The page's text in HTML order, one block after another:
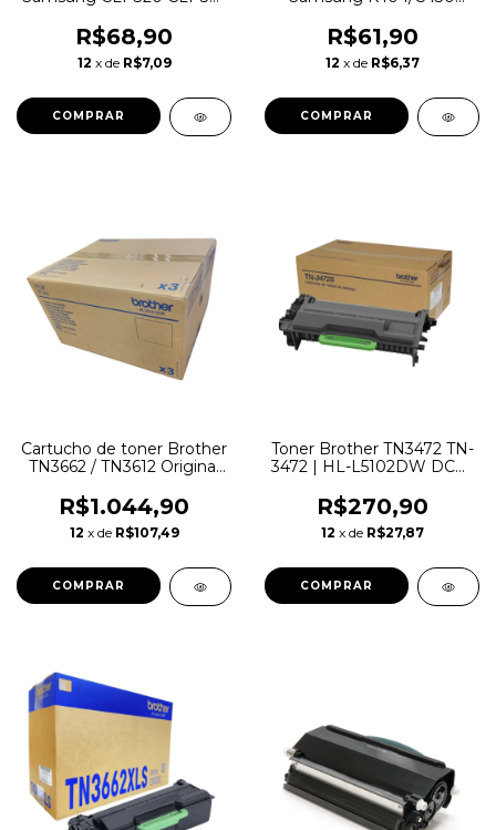
R$68,90
12 x de R$7,09
COMPRAR
R$61,90
12 x de R$6,37
COMPRAR
Cartucho de toner Brother
TN3662 / TN3612 Original
R$1.044,90
12 x de R$107,49
Toner Brother TN3472 TN-
3472 | HL-L5102DW DCP-
MFC-L6702DW | Original
12k
R$270,90
12 x de R$27,87